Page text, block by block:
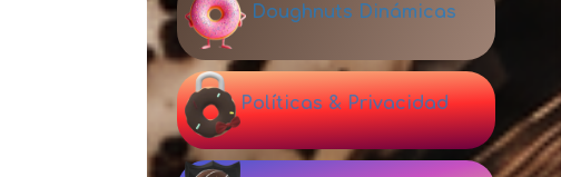
Doughnuts Dinámicas
Políticas & Privacidad